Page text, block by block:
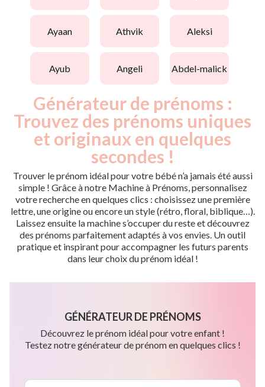
ayaan athvik aleksi
ayub angeli abdel-malick
Générateur de prénoms :
Trouvez des prénoms uniques
et originaux en quelques
secondes !
Trouver le prénom idéal pour votre bébé n’a jamais été aussi
simple ! Grâce à notre Machine à Prénoms, personnalisez
votre recherche en quelques clics : choisissez une première
lettre, une origine ou encore un style (rétro, floral, biblique…).
Laissez ensuite la machine s’occuper du reste et découvrez
des prénoms parfaitement adaptés à vos envies. Un outil
pratique et inspirant pour accompagner les futurs parents
dans leur choix du prénom idéal !
GÉNÉRATEUR DE PRÉNOMS
Découvrez le prénom idéal pour votre enfant !
Testez notre générateur de prénom en quelques clics !